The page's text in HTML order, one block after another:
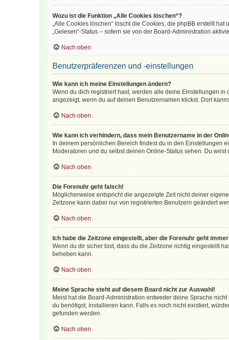
Wozu ist die Funktion „Alle Cookies löschen“?
„Alle Cookies löschen“ löscht die Cookies, die phpBB erstellt
„Gelesen“-Status – sofern sie von der Board-Administration
Nach oben
Benutzerpräferenzen und -einstellungen
Wie kann ich meine Einstellungen ändern?
Wenn du dich registriert hast, werden alle deine Einstellungen
angezeigt, wenn du auf deinen Benutzernamen klickst. Dort
Nach oben
Wie kann ich verhindern, dass mein Benutzername in der
In deinem persönlichen Bereich findest du in den Einstellungen
Moderatoren und du selbst deinen Online-Status sehen. Du
Nach oben
Die Forenuhr geht falsch!
Möglicherweise entspricht die angezeigte Zeit nicht deiner
Zeitzone kann dabei nur von registrierten Benutzern geändert
Nach oben
Ich habe die Zeitzone eingestellt, aber die Forenuhr geht
Wenn du dir sicher bist, dass du die Zeitzone richtig eingestellt
beheben kann.
Nach oben
Meine Sprache steht auf diesem Board nicht zur Auswahl!
Meist hat die Board-Administration entweder deine Sprache
du benötigst, installieren kann. Falls es noch nicht existiert,
gefunden werden.
Nach oben